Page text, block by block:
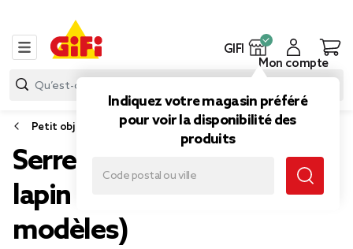
GIFI
Indiquez votre magasin préféré
pour voir la disponibilité des
produits
Mon compte
Petit objet de déco
Serre-tête forme oreille de
lapin 18xH28cm (3
modèles)